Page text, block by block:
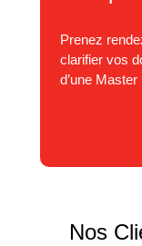
Prenez
clarifier vos
d’une
Nos